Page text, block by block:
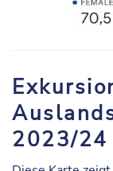
2023/24